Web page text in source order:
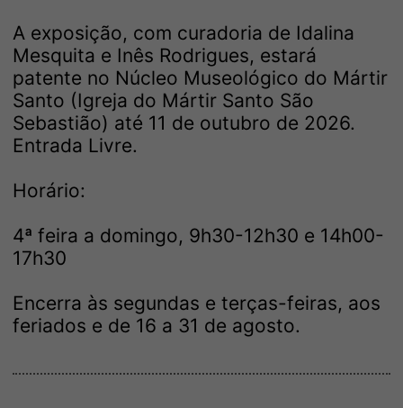
A exposição, com curadoria de Idalina
Mesquita e Inês Rodrigues, estará
patente no Núcleo Museológico do Mártir
Santo (Igreja do Mártir Santo São
Sebastião) até 11 de outubro de 2026.
Entrada Livre.
Horário:
4ª feira a domingo, 9h30-12h30 e 14h00-
17h30
Encerra às segundas e terças-feiras, aos
feriados e de 16 a 31 de agosto.